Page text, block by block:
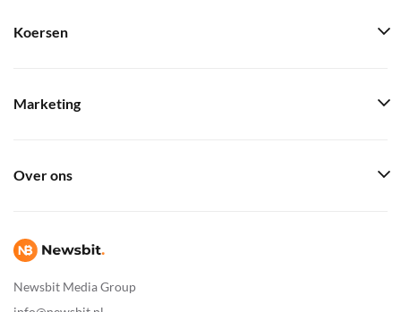
Newsbit Media Group
Koersen
Marketing
Over ons